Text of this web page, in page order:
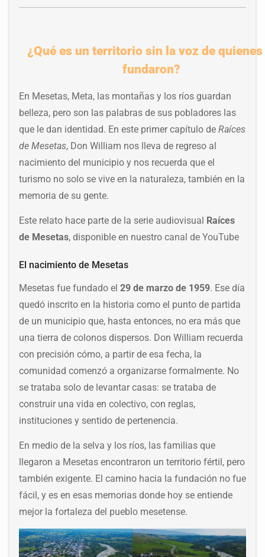
¿Qué es un territorio sin la voz de
fundaron?
En Mesetas, Meta, las montañas y los ríos guardan
belleza, pero son las palabras de sus pobladores las
que le dan identidad. En este primer capítulo de Raíces
de Mesetas, Don William nos lleva de regreso al
nacimiento del municipio y nos recuerda que el
turismo no solo se vive en la naturaleza, también en la
memoria de su gente.
Este relato hace parte de la serie audiovisual
Raíces
de Mesetas, disponible en nuestro canal de YouTube
El nacimiento de Mesetas
Mesetas fue fundado el 29 de marzo de 1959. Ese día
quedó inscrito en la historia como el punto de partida
de un municipio que, hasta entonces, no era más que
una tierra de colonos dispersos. Don William recuerda
con precisión cómo, a partir de esa fecha, la
comunidad comenzó a organizarse formalmente. No
se trataba solo de levantar casas: se trataba de
construir una vida en colectivo, con reglas,
instituciones y sentido de pertenencia.
En medio de la selva y los ríos, las familias que
llegaron a Mesetas encontraron un territorio fértil, pero
también exigente. El camino hacia la fundación no fue
fácil, y es en esas memorias donde hoy se entiende
mejor la fortaleza del pueblo mesetense.